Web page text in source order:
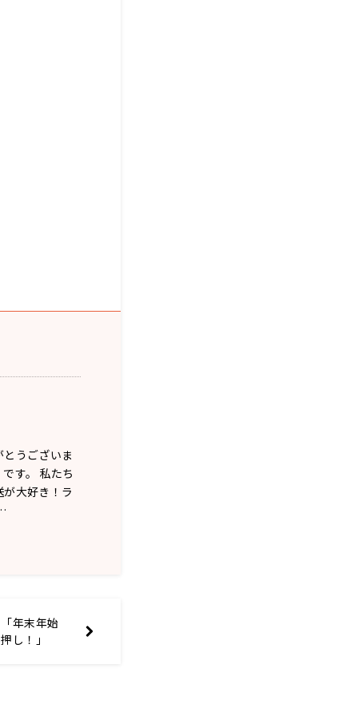
うございま
す。 私たち
大好き！ラ
年末年始
し！」